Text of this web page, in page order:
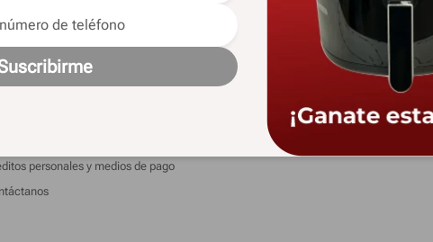
pedidos
personales y medios de pago
Cambios y devoluciones
Botón de arrepentimiento